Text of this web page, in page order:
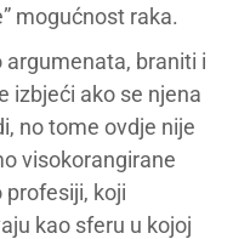
mogućnost raka.
argumenata, braniti i
izbjeći ako se njena
no tome ovdje nije
visokorangirane
profesiji, koji
kao sferu u kojoj